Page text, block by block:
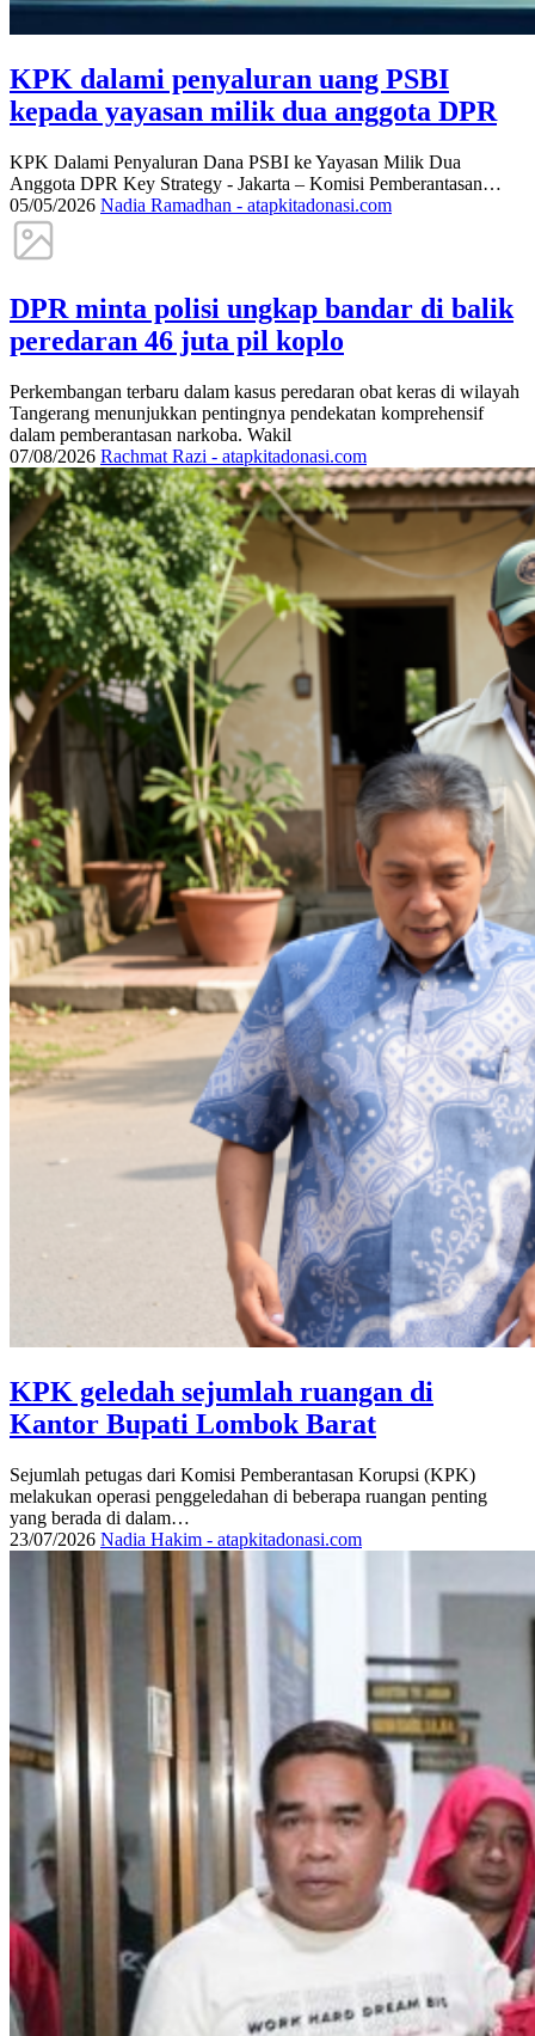
KPK dalami penyaluran uang PSBI
kepada yayasan milik dua anggota DPR
KPK Dalami Penyaluran Dana PSBI ke Yayasan Milik Dua
Anggota DPR Key Strategy - Jakarta – Komisi Pemberantasan…
05/05/2026 Nadia Ramadhan - atapkitadonasi.com
DPR minta polisi ungkap bandar di balik
peredaran 46 juta pil koplo
Perkembangan terbaru dalam kasus peredaran obat keras di wilayah
Tangerang menunjukkan pentingnya pendekatan komprehensif
dalam pemberantasan narkoba. Wakil
07/08/2026 Rachmat Razi - atapkitadonasi.com
KPK geledah sejumlah ruangan di
Kantor Bupati Lombok Barat
Sejumlah petugas dari Komisi Pemberantasan Korupsi (KPK)
melakukan operasi penggeledahan di beberapa ruangan penting
yang berada di dalam…
23/07/2026 Nadia Hakim - atapkitadonasi.com